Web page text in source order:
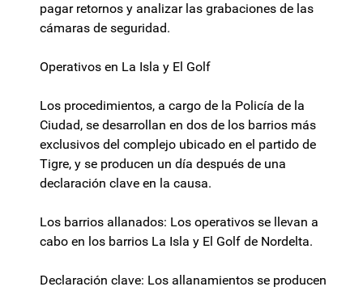
pagar retornos y analizar las grabaciones de las
cámaras de seguridad.
Operativos en La Isla y El Golf
Los procedimientos, a cargo de la Policía de la
Ciudad, se desarrollan en dos de los barrios más
exclusivos del complejo ubicado en el partido de
Tigre, y se producen un día después de una
declaración clave en la causa.
Los barrios allanados: Los operativos se llevan a
cabo en los barrios La Isla y El Golf de Nordelta.
Declaración clave: Los allanamientos se producen